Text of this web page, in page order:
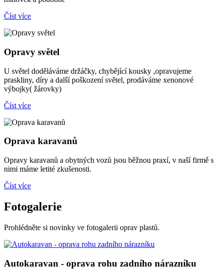
Číst více
Opravy světel
U světel doděláváme držáčky, chybějící kousky ,opravujeme
praskliny, díry a další poškození světel, prodáváme xenonové
výbojky( žárovky)
Číst více
Oprava karavanů
Opravy karavanů a obytných vozů jsou běžnou praxí, v naší firmě s
nimi máme letité zkušenosti.
Číst více
Fotogalerie
Prohlédněte si novinky ve fotogalerii oprav plastů.
Autokaravan - oprava rohu zadního nárazníku